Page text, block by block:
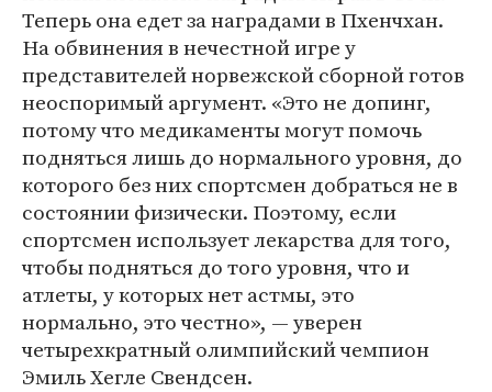
Теперь она едет за наградами в Пхенчхан.
На обвинения в нечестной игре у
представителей норвежской сборной готов
неоспоримый аргумент. «Это не допинг,
потому что медикаменты могут помочь
подняться лишь до нормального уровня, до
которого без них спортсмен добраться не в
состоянии физически. Поэтому, если
спортсмен использует лекарства для того,
чтобы подняться до того уровня, что и
атлеты, у которых нет астмы, это
нормально, это честно», — уверен
четырехкратный олимпийский чемпион
Эмиль Хегле Свендсен.